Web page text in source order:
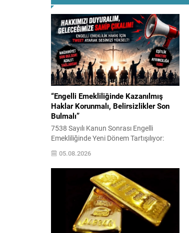
“Engelli Emekliliğinde Kazanılmış
Haklar Korunmalı, Belirsizlikler Son
Bulmalı”
7538 Sayılı Kanun Sonrası Engelli
Emekliliğinde Yeni Dönem Tartışılıyor:
Binlerce Vatandaş Hak Kaybı Endişesi
Yaşıyor Engelli Emeklilik Dayanışma
Derneği (EMED) Başkanı Nazlı Tetik, 15
Ocak 2025 tarihinde yürürlüğe giren 7538
sayılı Sosyal Sigortalar ve Genel Sağlık
Sigortası Kanunu’nda Değişiklik
Yapılmasına Dair Kanun’un ardından
engelli emekliliği sisteminde yaşanan
değişikliklerin binlerce engelli...
05.08.2026